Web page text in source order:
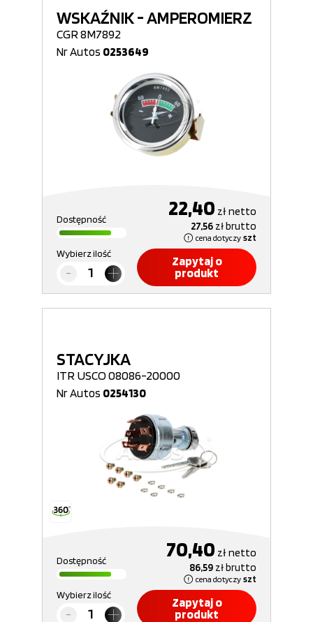
WSKAŹNIK - AMPEROMIERZ
CGR 8M7892
Nr Autos 0253649
Dostępność 22,40 złnetto
27,56 złbrutto
cena dotyczy szt
Wybierz ilość
Zapytaj o
produkt
STACYJKA
ITR USCO 08086-20000
Nr Autos 0254130
Dostępność 70,40 złnetto
86,59 złbrutto
cena dotyczy szt
Wybierz ilość
Zapytaj o
produkt